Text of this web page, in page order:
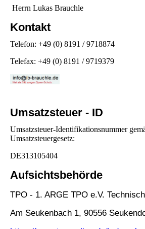
Herrn Lukas Brauchle
Kontakt
Telefon: +49 (0) 8191 / 9718874
Telefax: +49 (0) 8191 / 9719379
Umsatzsteuer - ID
Umsatzsteuer-Identifikationsnummer
Umsatzsteuergesetz:
DE313105404
Aufsichtsbehörde
TPO - 1. ARGE TPO e.V.
Am Seukenbach 1, 90556